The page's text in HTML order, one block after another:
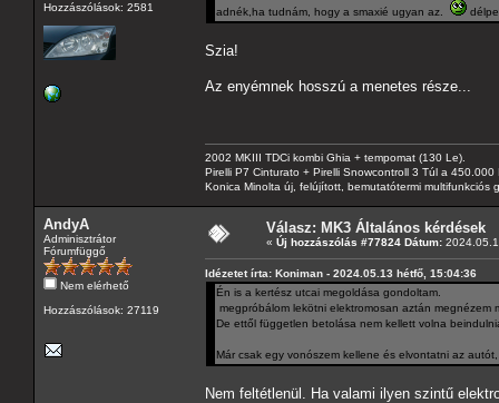
Hozzászólások: 2581 adnék,ha tudnám, hogy a smaxié ugyan az.
Szia!
Az enyémnek hosszú a menetes része...
2002 MKIII TDCi kombi Ghia + tempomat (130 Le).
Pirelli P7 Cinturato + Pirelli Snowcontroll 3 Túl a 450.000
Konica Minolta új, felújított, bemutatótermi
AndyA
Adminisztrátor
Fórumfüggő
Nem elérhető
Hozzászólások: 27119
Válasz: MK3 Általános kérdések
« Új hozzászólás #77824 Dátum:
Idézetet írta: Koniman - 2024.05.13 hétfő, 15:04:36
Én is a kertész utcai megoldása gondoltam.
megpróbálom lekötni elektromosan aztán megnézem
De ettől független betolása nem kellett volna
Már csak egy vonószem kellene és elvontatni az
Nem feltétlenül. Ha valami ilyen szintű